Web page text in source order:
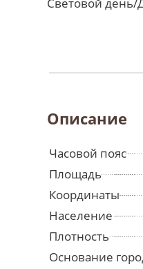
Световой день/
Описание
Часовой пояс
Площадь
Координаты
Население
Плотность
Основание